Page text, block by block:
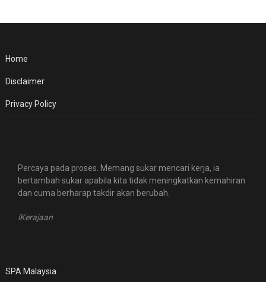
Home
Disclaimer
Privacy Policy
Percaya pada proses. Memang sukar mencari kerja, ia
bertambah sukar apabila kita tidak meningkatkan kemahiran
dan cuma berharap takdir akan berubah.
iKerajaan
SPA Malaysia